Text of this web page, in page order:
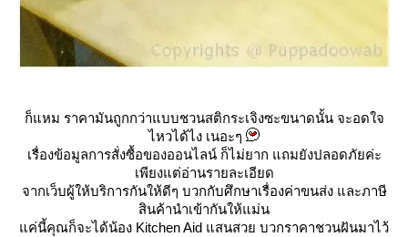
ก็แหม ราคามันถูกกว่าแบบชวนสติกระเจิงซะขนาดนั้น จะอดใจ
ไหวได้ไง เนอะๆ
เรื่องข้อมูลการสั่งซื้อของออนไลน์ ก็ไม่ยาก แถมยังปลอดภัยค่ะ
เพียงแต่อ่านรายละเอียด
จากเว็บผู้ให้บริการกันให้ดีๆ บวกกับศึกษาเรื่องค่าขนส่ง และภาษี
สินค้านำเข้ากันให้แม่น
ค่นี้คุณก็จะได้น้อง Kitchen Aid แสนสวย บวกราคาชวนฝันมาไว้